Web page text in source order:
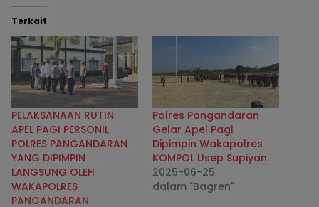
Terkait
PELAKSANAAN RUTIN
APEL PAGI PERSONIL
POLRES PANGANDARAN
YANG DIPIMPIN
LANGSUNG OLEH
WAKAPOLRES
PANGANDARAN
Polres Pangandaran
Gelar Apel Pagi
Dipimpin Wakapolres
KOMPOL Usep Supiyan
2025-06-25
dalam "Bagren"